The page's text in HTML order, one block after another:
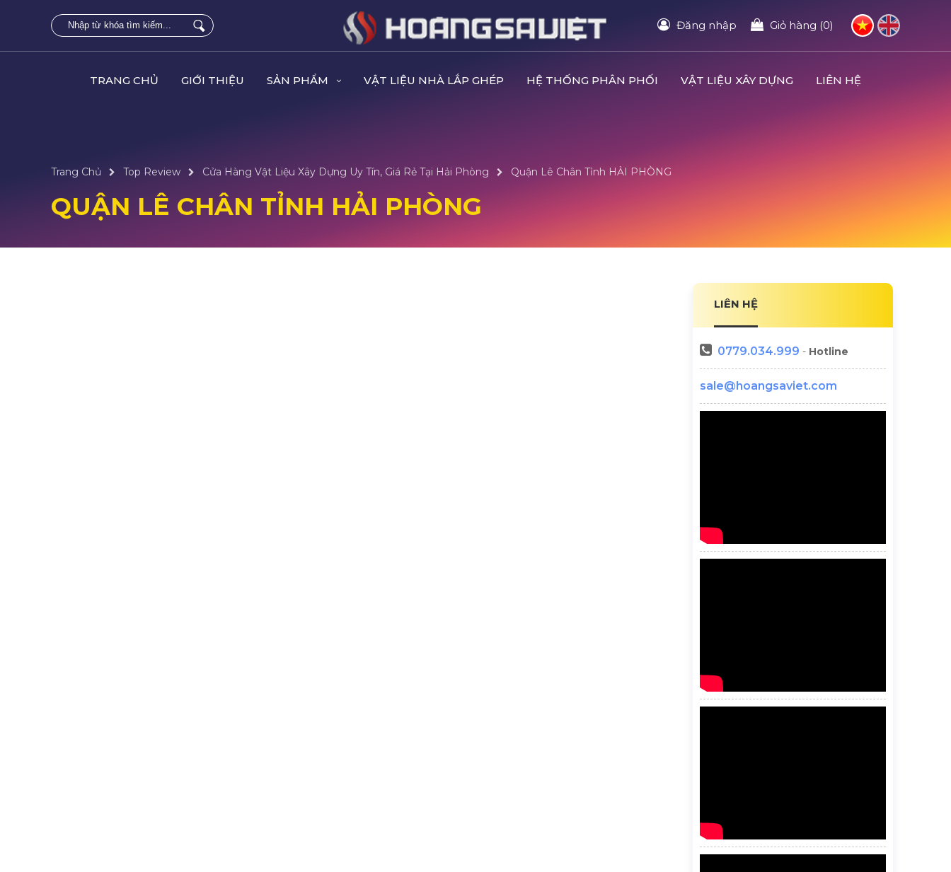
Đăng nhập Giỏ hàng (0)
TRANG CHỦ GIỚI THIỆU SẢN PHẨM VẬT LIỆU NHÀ LẮP GHÉP HỆ THỐNG PHÂN PHỐI VẬT LIỆU XÂY DỰNG LIÊN HỆ
Trang Chủ Top Review Cửa Hàng Vật Liệu Xây Dựng Uy Tín, Giá Rẻ Tại Hải Phòng Quận Lê Chân Tỉnh HẢI PHÒNG
QUẬN LÊ CHÂN TỈNH HẢI PHÒNG
LIÊN HỆ
0779.034.999 - Hotline
sale@hoangsaviet.com